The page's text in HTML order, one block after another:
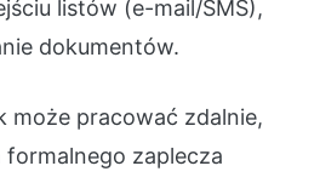
listów (e-mail/SMS),
dokumentów.
może pracować zdalnie,
zaplecza